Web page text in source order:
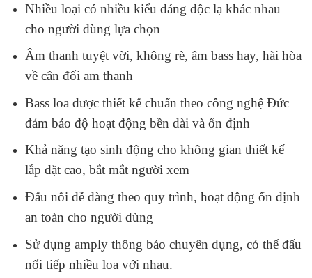
Nhiều loại có nhiều kiểu dáng độc lạ khác nhau
cho người dùng lựa chọn
Âm thanh tuyệt vời, không rè, âm bass hay, hài hòa
về cân đối am thanh
Bass loa được thiết kế chuẩn theo công nghệ Đức
đảm bảo độ hoạt động bền dài và ổn định
Khả năng tạo sinh động cho không gian thiết kế
lắp đặt cao, bắt mắt người xem
Đấu nối dễ dàng theo quy trình, hoạt động ổn định
an toàn cho người dùng
Sử dụng amply thông báo chuyên dụng, có thể đấu
nối tiếp nhiều loa với nhau.